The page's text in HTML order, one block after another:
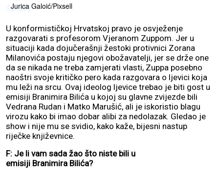
Jurica Galoić/Pixsell
U konformističkoj Hrvatskoj pravo je osvježenje
razgovarati s profesorom Vjeranom Zuppom. Jer u
situaciji kada dojučerašnji žestoki protivnici Zorana
Milanovića postaju njegovi obožavatelji, jer se drže one
da se nikada ne treba zamjerati vlasti, Zuppa posebno
naoštri svoje kritičko pero kada razgovara o ljevici koja
mu leži na srcu. Ovaj ideolog ljevice trebao je biti gost u
emisiji Branimira Bilića u kojoj su glavne zvijezde bili
Vedrana Rudan i Matko Marušić, ali je iskoristio blagu
virozu kako bi imao dobar alibi za nedolazak. Gledao je
show i nije mu se svidio, kako kaže, bijesni nastup
riječke književnice.
F: Je li vam sada žao što niste bili u
emisiji Branimira Bilića?